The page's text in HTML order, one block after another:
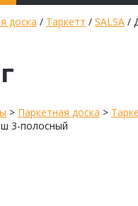
доска / Таркетт / SALSA /
> Паркетная доска >
3-полосный